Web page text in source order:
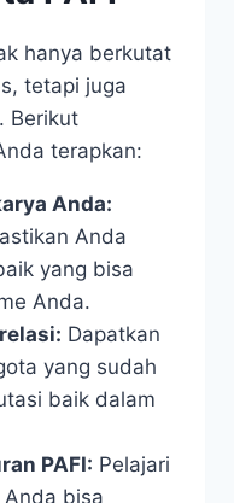
hanya berkutat
tetapi juga
Berikut
terapkan:
Anda:
Anda
yang bisa
Anda.
Dapatkan
yang sudah
baik dalam
PAFI: Pelajari
bisa